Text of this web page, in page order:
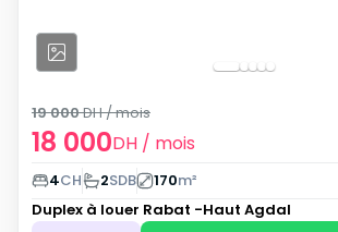
18 000DH / mois
19 000DH/ mois
4CH 2SDB 170m²
Duplex à louer Rabat -Haut Agdal